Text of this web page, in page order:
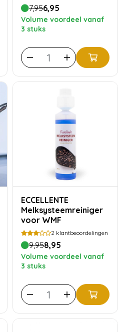
7,956,95
Volume voordeel vanaf
3 stuks
ECCELLENTE
Melksysteemreiniger
voor WMF
2 klantbeoordelingen
9,958,95
Volume voordeel vanaf
3 stuks